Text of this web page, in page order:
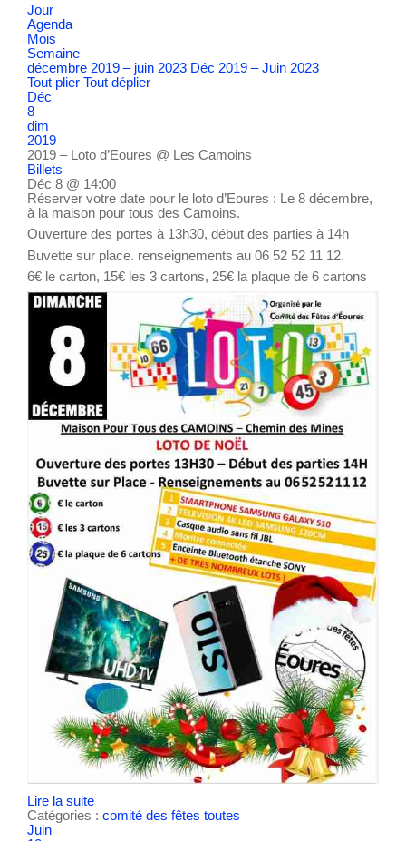
Jour
Agenda
Mois
Semaine
décembre 2019 – juin 2023 Déc 2019 – Juin 2023
Tout plier Tout déplier
Déc
8
dim
2019
2019 – Loto d’Eoures @ Les Camoins
Billets
Déc 8 @ 14:00
Réserver votre date pour le loto d’Eoures : Le 8 décembre,
à la maison pour tous des Camoins.
Ouverture des portes à 13h30, début des parties à 14h
Buvette sur place. renseignements au 06 52 52 11 12.
6€ le carton, 15€ les 3 cartons, 25€ la plaque de 6 cartons
Lire la suite
Catégories : comité des fêtes toutes
Juin